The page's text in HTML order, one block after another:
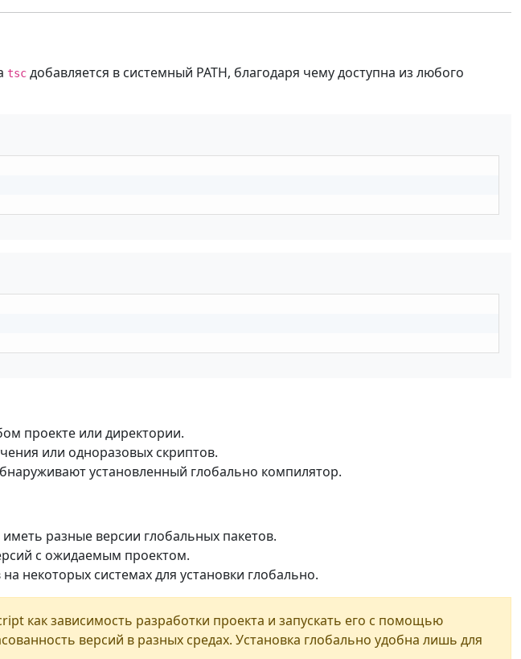
tsc добавляется в системный PATH, благодаря чему доступна из любого
проекте или директории.
или одноразовых скриптов.
установленный глобально компилятор.
разные версии глобальных пакетов.
с ожидаемым проектом.
некоторых системах для установки глобально.
как зависимость разработки проекта и запускать его с помощью
версий в разных средах. Установка глобально удобна лишь для